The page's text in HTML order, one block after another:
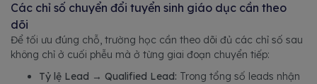
Các chỉ số chuyển đổi tuyển sinh giáo dục cần theo
dõi
Để tối ưu đúng chỗ, trường học cần theo dõi đủ các chỉ số sau
không chỉ ở cuối phễu mà ở từng giai đoạn chuyển tiếp:
Tỷ lệ Lead → Qualified Lead: Trong tổng số leads nhận